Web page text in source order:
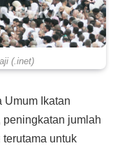
(.inet)
Umum Ikatan
peningkatan jumlah
untuk